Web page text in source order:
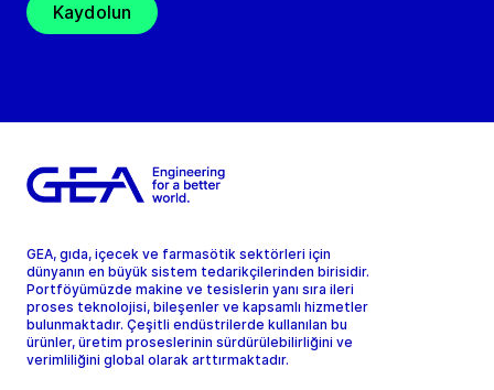
Kaydolun
GEA, gıda, içecek ve farmasötik sektörleri için
dünyanın en büyük sistem tedarikçilerinden birisidir.
Portföyümüzde makine ve tesislerin yanı sıra ileri
proses teknolojisi, bileşenler ve kapsamlı hizmetler
bulunmaktadır. Çeşitli endüstrilerde kullanılan bu
ürünler, üretim proseslerinin sürdürülebilirliğini ve
verimliliğini global olarak arttırmaktadır.